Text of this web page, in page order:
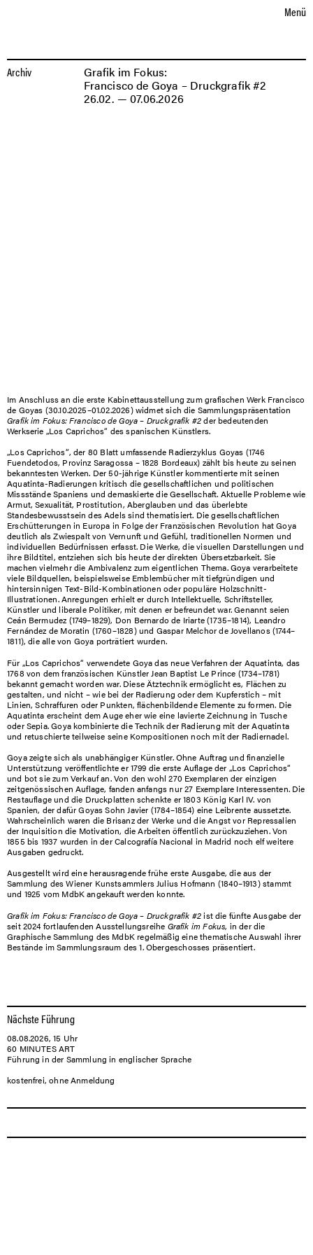
Menü
GRAFIK
IM
Archiv
Grafik im Fokus:
Francisco de Goya – Druckgrafik #2
26.02. — 07.06.2026
Im Anschluss an die erste Kabinettausstellung zum grafischen Werk Francisco
de Goyas (30.10.2025–01.02.2026) widmet sich die Sammlungspräsentation
Grafik im Fokus: Francisco de Goya – Druckgrafik #2der bedeutenden
Werkserie „Los Caprichos“ des spanischen Künstlers.
„Los Caprichos“, der 80 Blatt umfassende Radierzyklus Goyas (1746
Fuendetodos, Provinz Saragossa – 1828 Bordeaux) zählt bis heute zu seinen
bekanntesten Werken. Der 50-jährige Künstler kommentierte mit seinen
Aquatinta-Radierungen kritisch die gesellschaftlichen und politischen
Missstände Spaniens und demaskierte die Gesellschaft. Aktuelle Probleme wie
Armut, Sexualität, Prostitution, Aberglauben und das überlebte
Standesbewusstsein des Adels sind thematisiert. Die gesellschaftlichen
Erschütterungen in Europa in Folge der Französischen Revolution hat Goya
deutlich als Zwiespalt von Vernunft und Gefühl, traditionellen Normen und
individuellen Bedürfnissen erfasst. Die Werke, die visuellen Darstellungen und
ihre Bildtitel, entziehen sich bis heute der direkten Übersetzbarkeit. Sie
machen vielmehr die Ambivalenz zum eigentlichen Thema. Goya verarbeitete
viele Bildquellen, beispielsweise Emblembücher mit tiefgründigen und
hintersinnigen Text-Bild-Kombinationen oder populäre Holzschnitt-
Illustrationen. Anregungen erhielt er durch Intellektuelle, Schriftsteller,
Künstler und liberale Politiker, mit denen er befreundet war. Genannt seien
Ceán Bermudez (1749–1829), Don Bernardo de Iriarte (1735–1814), Leandro
Fernández de Moratin (1760–1828) und Gaspar Melchor de Jovellanos (1744–
1811), die alle von Goya porträtiert wurden.
Für „Los Caprichos“ verwendete Goya das neue Verfahren der Aquatinta, das
1768 von dem französischen Künstler Jean Baptist Le Prince (1734–1781)
bekannt gemacht worden war. Diese Ätztechnik ermöglicht es, Flächen zu
gestalten, und nicht – wie bei der Radierung oder dem Kupferstich – mit
Linien, Schraffuren oder Punkten, flächenbildende Elemente zu formen. Die
Aquatinta erscheint dem Auge eher wie eine lavierte Zeichnung in Tusche
oder Sepia. Goya kombinierte die Technik der Radierung mit der Aquatinta
und retuschierte teilweise seine Kompositionen noch mit der Radiernadel.
Goya zeigte sich als unabhängiger Künstler. Ohne Auftrag und finanzielle
Unterstützung veröffentlichte er 1799 die erste Auflage der „Los Caprichos“
und bot sie zum Verkauf an. Von den wohl 270 Exemplaren der einzigen
zeitgenössischen Auflage, fanden anfangs nur 27 Exemplare Interessenten. Die
Restauflage und die Druckplatten schenkte er 1803 König Karl IV. von
Spanien, der dafür Goyas Sohn Javier (1784–1854) eine Leibrente aussetzte.
Wahrscheinlich waren die Brisanz der Werke und die Angst vor Repressalien
der Inquisition die Motivation, die Arbeiten öffentlich zurückzuziehen. Von
1855 bis 1937 wurden in der Calcografía Nacional in Madrid noch elf weitere
Ausgaben gedruckt.
Ausgestellt wird eine herausragende frühe erste Ausgabe, die aus der
Sammlung des Wiener Kunstsammlers Julius Hofmann (1840–1913) stammt
und 1925 vom MdbK angekauft werden konnte.
Grafik im Fokus: Francisco de Goya – Druckgrafik #2ist die fünfte Ausgabe der
seit 2024 fortlaufenden Ausstellungsreihe Grafik im Fokus, in der die
Graphische Sammlung des MdbK regelmäßig eine thematische Auswahl ihrer
Bestände im Sammlungsraum des 1. Obergeschosses präsentiert.
Nächste Führung
08.08.2026, 15 Uhr
60 MINUTES ART
Führung in der Sammlung in englischer Sprache
kostenfrei, ohne Anmeldung